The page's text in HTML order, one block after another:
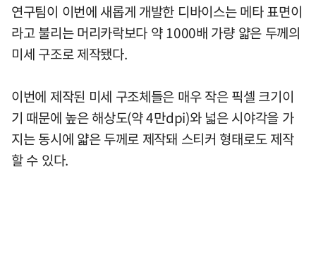
연구팀이 이번에 새롭게 개발한 디바이스는 메타 표면이
라고 불리는 머리카락보다 약 1000배 가량 얇은 두께의
미세 구조로 제작됐다.
이번에 제작된 미세 구조체들은 매우 작은 픽셀 크기이
기 때문에 높은 해상도(약 4만dpi)와 넓은 시야각을 가
지는 동시에 얇은 두께로 제작돼 스티커 형태로도 제작
할 수 있다.